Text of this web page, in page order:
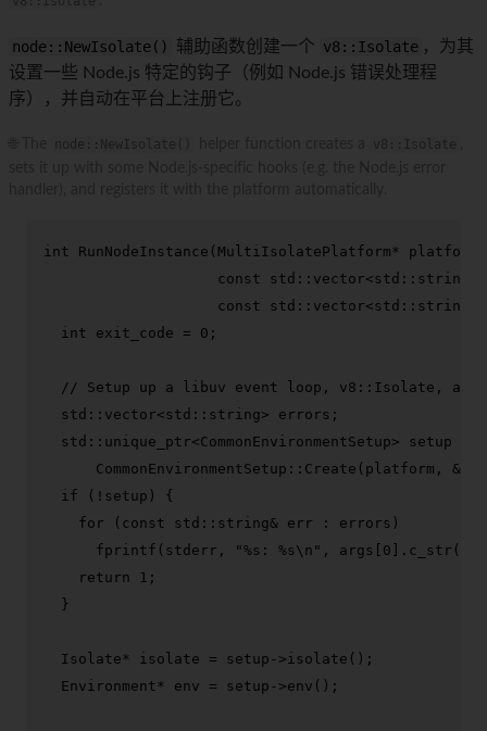
node::NewIsolate() 辅助函数创建一个 v8::Isolate ，为其
设置一些 Node.js 特定的钩子（例如 Node.js 错误处理程
序），并自动在平台上注册它。
int RunNodeInstance (MultiIsolatePlatform* platform,
const
const std::vector<std::string>&
int exit_code = 0 ;
// Setup up a libuv event loop, v8::Isolate, and
  std::vector<std::string> errors;
  std::unique_ptr<CommonEnvironmentSetup> setup =
      CommonEnvironmentSetup::
Create (platform,
if (!setup) {
for ( const std::string& err : errors)
fprintf (stderr, "%s: %s\n" , args[ 0 ]. c_str (),
return
1 ;
  }
  Isolate* isolate = setup->
isolate ();
  Environment* env = setup->
env ();